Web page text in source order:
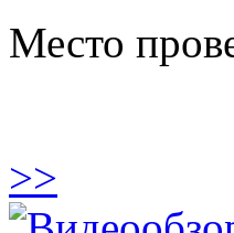
Место
>>